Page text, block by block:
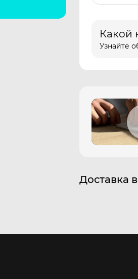
Какой
Узнайте
Доставка в